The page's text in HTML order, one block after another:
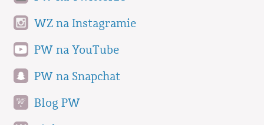
WZ na Instagramie
PW na YouTube
PW na Snapchat
Blog PW